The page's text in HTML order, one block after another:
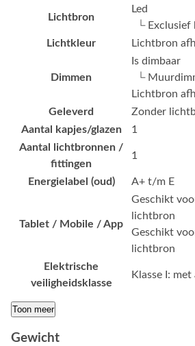
Lichtbron
Led
└ Exclusief
Lichtkleur
Lichtbron
Dimmen
Is dimbaar
└
Lichtbron
Geleverd
Zonder
Aantal kapjes/glazen
1
Aantal lichtbronnen /
fittingen
1
Energielabel (oud) A+ t/m E
Tablet / Mobile / App
Geschikt
lichtbron
Geschikt
lichtbron
Elektrische
veiligheidsklasse
Klasse I:
Toon meer
Gewicht